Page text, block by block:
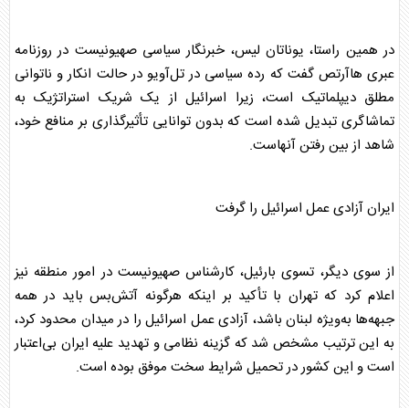
در همین راستا، یوناتان لیس، خبرنگار سیاسی صهیونیست در روزنامه
عبری هاآرتص گفت که رده سیاسی در تل‌آویو در حالت انکار و ناتوانی
مطلق دیپلماتیک است، زیرا اسرائیل از یک شریک استراتژیک به
تماشاگری تبدیل شده است که بدون توانایی تأثیرگذاری بر منافع خود،
شاهد از بین رفتن آنهاست.
ایران آزادی عمل اسرائیل را گرفت
از سوی دیگر، تسوی بارئیل، کارشناس صهیونیست در امور منطقه نیز
اعلام کرد که تهران با تأکید بر اینکه هرگونه آتش‌بس باید در همه
جبهه‌ها به‌ویژه لبنان باشد، آزادی عمل اسرائیل را در میدان محدود کرد،
به این ترتیب مشخص شد که گزینه نظامی و تهدید علیه ایران بی‌اعتبار
است و این کشور در تحمیل شرایط سخت موفق بوده است.